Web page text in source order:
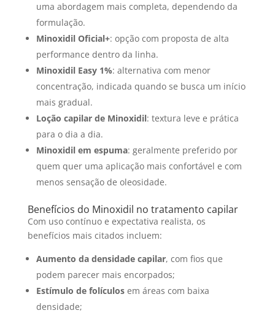
uma abordagem mais completa, dependendo da
formulação.
Minoxidil Oficial+: opção com proposta de alta
performance dentro da linha.
Minoxidil Easy 1%: alternativa com menor
concentração, indicada quando se busca um início
mais gradual.
Loção capilar de Minoxidil: textura leve e prática
para o dia a dia.
Minoxidil em espuma: geralmente preferido por
quem quer uma aplicação mais confortável e com
menos sensação de oleosidade.
Benefícios do Minoxidil no tratamento capilar
Com uso contínuo e expectativa realista, os
benefícios mais citados incluem:
Aumento da densidade capilar, com fios que
podem parecer mais encorpados;
Estímulo de folículosem áreas com baixa
densidade;